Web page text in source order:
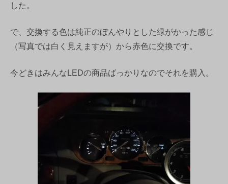
した。
で、交換する色は純正のぼんやりとした緑がかった感じ
（写真では白く見えますが）から赤色に交換です。
今どきはみんなLEDの商品ばっかりなのでそれを購入。